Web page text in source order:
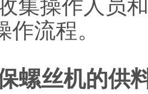
集操作人员
流程。
螺丝机的供